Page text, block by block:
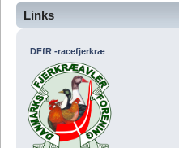
Links
DFfR -racefjerkræ